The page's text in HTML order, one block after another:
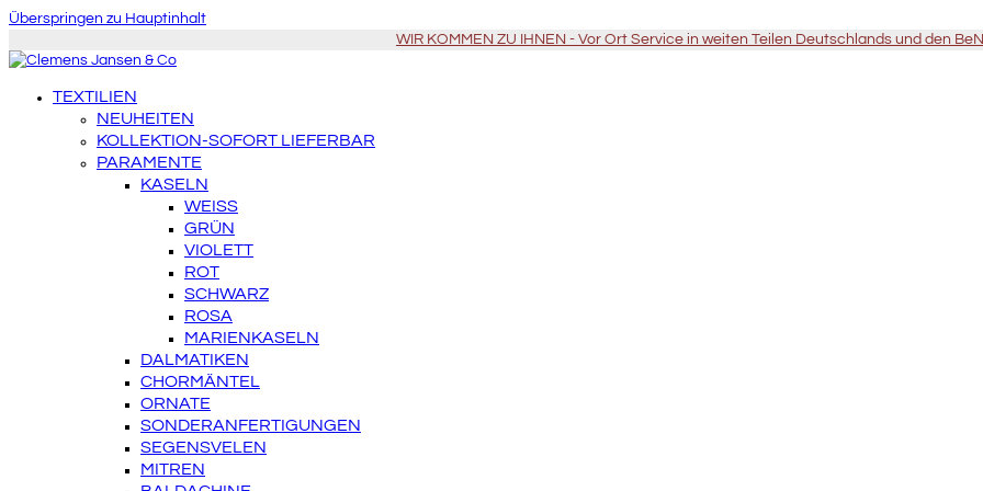
Überspringen zu Hauptinhalt
WIR KOMMEN ZU IHNEN - Vor Ort Service in weiten Teilen Deutschlands und den
TEXTILIEN
NEUHEITEN
KOLLEKTION-SOFORT LIEFERBAR
PARAMENTE
KASELN
WEISS
GRÜN
VIOLETT
ROT
SCHWARZ
ROSA
MARIENKASELN
DALMATIKEN
CHORMÄNTEL
ORNATE
SONDERANFERTIGUNGEN
SEGENSVELEN
MITREN